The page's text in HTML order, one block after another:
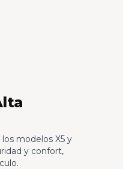
modelos X5 y
y confort,